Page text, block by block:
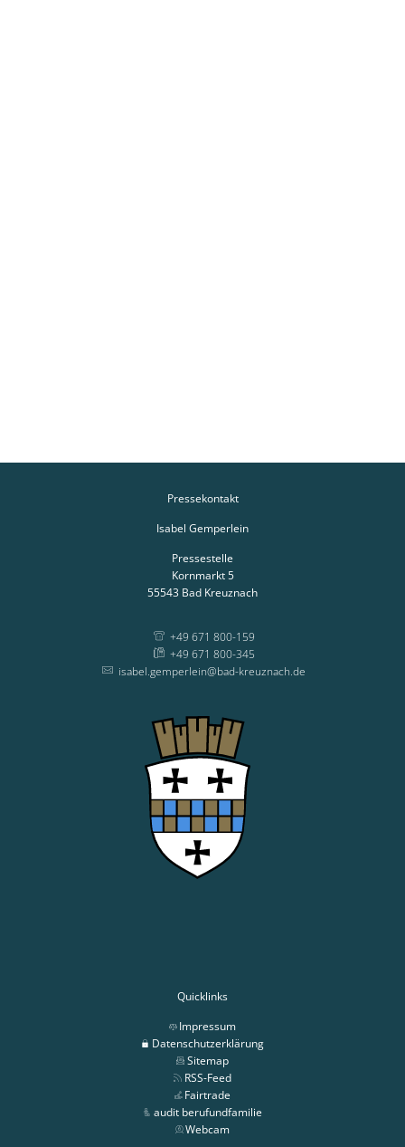
Pressekontakt
Isabel Gemperlein
Pressestelle
Kornmarkt 5
55543 Bad Kreuznach
+49 671 800-159
+49 671 800-345
isabel.gemperlein@bad-kreuznach.de
Quicklinks
Impressum
Datenschutzerklärung
Sitemap
RSS-Feed
Fairtrade
audit berufundfamilie
Webcam